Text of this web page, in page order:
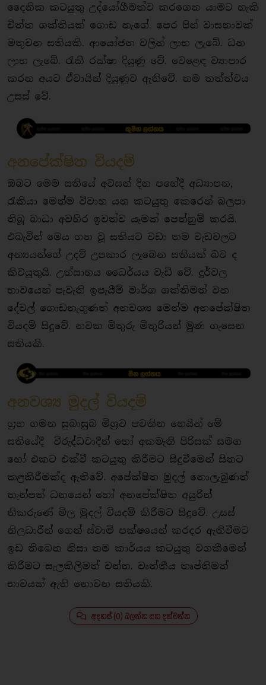
දෛනික කටයුතු උද්යෝගීමත්ව කරගෙන යාමට හැකි
චිත්ත ශක්තියක් ගොඩ නැගේ. පෙර පින් වාසනාවක්
මතුවන සතියකි. ආයෝජන වලින් ලාභ ලැබේ. ධන
ලාභ ලැබේ. රැකී රක්ෂා දියුණු වේ. වෙළෙඳ ව්‍යාපාර
කරන අයට ඒවායින් දියුණුව ඇතිවේ. තම තත්ත්වය
උසස් වේ.
අනපේක්ෂිත වියදම්
ඔබට මෙම සතියේ අවසන් දින පහේදී අධ්‍යාපන,
රැකියා මෙන්ම විවාහ යන කටයුතු කෙරෙන් බලපා
තිබූ බාධා අවහිර ඉවත්ව යෑමක් පෙන්නුම් කරයි.
එබැවින් මෙය ගත වූ සතියට වඩා තම වැඩවලට
අන්‍යයන්ගේ උදව් උපකාර ලැබෙන සතියක් බව ද
කිවයුතූයි. උත්සාහය ධෛර්යය වැඩි වේ. දුර්වල
භාවයෙන් පැවැති ඉපැයීම් මාර්ග ශක්තිමත් වන
දේවල් ගොඩනැගුණත් අනවශ්‍ය මෙන්ම අනපේක්ෂිත
වියදම් සිදුවේ. නවක මිතුරු මිතුරියන් මුණ ගැසෙන
සතියකි.
අනවශ්‍ය මුදල් වියදම්
ග්‍රහ ගමන සුබාසුබ මිශ්‍රව පවතින හෙයින් මේ
සතියේදී විරුද්ධවාදීන් හෝ අකමැති පිරිසක් සමග
හෝ එකට එක්වී කටයුතු කිරීමට සිදුවීමෙන් සිතට
කළකිරීමක්ද ඇතිවේ. අපේක්ෂිත මුදල් නොලැබුණත්
තැන්පත් ධනයෙන් හෝ අනපේක්ෂිත අයුරින්
නිකරුණේ මිල මුදල් වියදම් කිරීමට සිදුවේ. උසස්
නිලධාරීන් ගෙන් ස්වාමි පක්ෂයෙන් කරදර ඇතිවීමට
ඉඩ තිබෙන නිසා තම කාර්යය කටයුතු වගකීමෙන්
කිරීමට සැලකිලිමත් වන්න. වෘත්තීය තෘප්තිමත්
භාවයක් ඇති නොවන සතියකි.
අදහස් (0) බලන්න සහ දක්වන්න